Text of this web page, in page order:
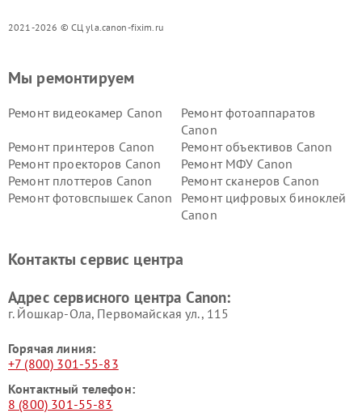
2021-2026 © СЦ yla.canon-fixim.ru
Мы ремонтируем
Ремонт видеокамер Canon
Ремонт фотоаппаратов
Canon
Ремонт принтеров Canon
Ремонт объективов Canon
Ремонт проекторов Canon
Ремонт МФУ Canon
Ремонт плоттеров Canon
Ремонт сканеров Canon
Ремонт фотовспышек Canon
Ремонт цифровых биноклей
Canon
Контакты сервис центра
Адрес сервисного центра Canon:
г. Йошкар-Ола, Первомайская ул., 115
Горячая линия:
+7 (800) 301-55-83
Контактный телефон:
8 (800) 301-55-83